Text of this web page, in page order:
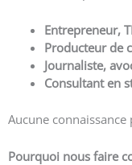
Entrepreneur,
Producteur de
Journaliste,
Consultant en
Aucune
Pourquoi nous faire